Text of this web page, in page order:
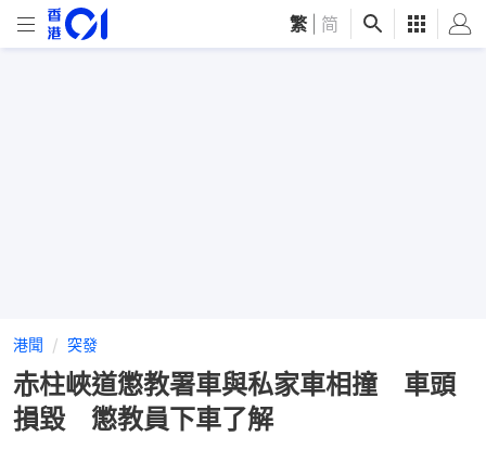
繁 简
港聞 突發
赤柱峽道懲教署車與私家車相撞 車頭
損毀 懲教員下車了解